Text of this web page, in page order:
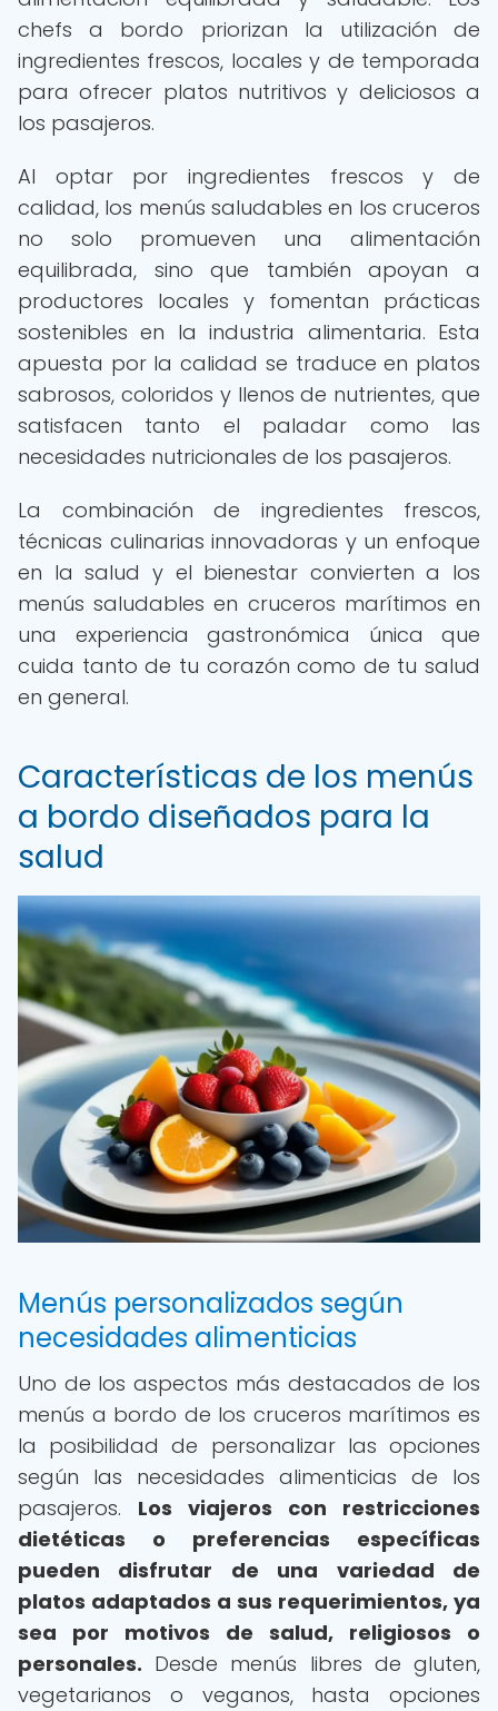
chefs a bordo priorizan la utilización de
ingredientes frescos, locales y de temporada
para ofrecer platos nutritivos y deliciosos a
los pasajeros.
Al optar por ingredientes frescos y de
calidad, los menús saludables en los cruceros
no solo promueven una alimentación
equilibrada, sino que también apoyan a
productores locales y fomentan prácticas
sostenibles en la industria alimentaria. Esta
apuesta por la calidad se traduce en platos
sabrosos, coloridos y llenos de nutrientes, que
satisfacen tanto el paladar como las
necesidades nutricionales de los pasajeros.
La combinación de ingredientes frescos,
técnicas culinarias innovadoras y un enfoque
en la salud y el bienestar convierten a los
menús saludables en cruceros marítimos en
una experiencia gastronómica única que
cuida tanto de tu corazón como de tu salud
en general.
Características de los menús
a bordo diseñados para la
salud
Menús personalizados según
necesidades alimenticias
Uno de los aspectos más destacados de los
menús a bordo de los cruceros marítimos es
la posibilidad de personalizar las opciones
según las necesidades alimenticias de los
pasajeros. Los viajeros con restricciones
dietéticas o preferencias específicas
pueden disfrutar de una variedad de
platos adaptados a sus requerimientos, ya
sea por motivos de salud, religiosos o
personales. Desde menús libres de gluten,
vegetarianos o veganos, hasta opciones